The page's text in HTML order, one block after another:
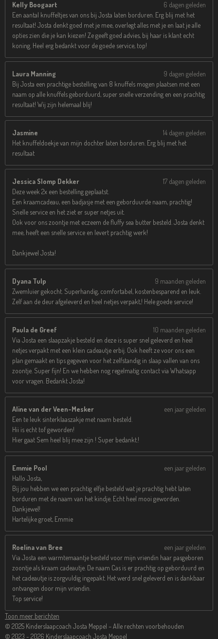
Kelly Boogaart
6 dagen geleden
Een aantal knuffeltjes van ons bij Josta laten borduren. Erg blij met het
resultaat! Josta denkt goed met je mee, overlegt alles met je en laat je alle
opties zien die je kan kiezen! Ze geeft goed advies, bij haar is klant echt
koning. Heel erg bedankt voor de goede service, top!
Laura Manning
9 dagen geleden
Bij Josta een prachtige bestelling van 8 knuffels mogen plaatsen met een
naam op alle knuffels geborduurd, super snelle verzending en een prachtig
resultaat! Wij zijn helemaal blij!
Jasmine
14 dagen geleden
Het knuffeldoekje van mijn dochter laten borduren. Erg blij met het
resultaat
Jessica Slomp Dekker
17 dagen geleden
Deze week 2x een bestelling geplaatst.
Een kraamcadeau, een badjasje met een geborduurde naam, prachtig!
Snelle service en het ziet er super netjes uit.
Ook voor ons zoontje met eczeem de fluffy sea butter besteld. Josta denkt
mee, heeft een snelle service en levert prachtig werk!
Dankjewel Josta!
Dyana Tulp
9 maanden geleden
Zwemluier gekocht. Superhandig, comfortabel, kostenbesparend en leuk.
Zelf aan de deur afgeleverd en heel netjes verpakt,! Hele goede service!
Paula de Greef
10 maanden geleden
Via Josta een slaapzakje besteld en deze is super snel geleverd en heel
netjes verpakt met een klein cadeautje erbij. Ook heeft ze voor ons een
plan gemaakt en tips gegeven voor het zelfstandig in slaap vallen van ons
zoontje. Super fijn! En we hebben nog regelmatig contact via Whatsapp
voor vragen. Bedankt Josta!
Aline van der Veen-Mesker
een jaar geleden
Een te leuk sinterklaaszakje met naam besteld.
Hii is echt tof geworden!
Hier gaat Sem heel blij mee zijn ! Super bedankt.!
Emmie Pool
een jaar geleden
Hallo Josta,
Bij jou hebben we een prachtig elfje besteld wat je prachtig hebt laten
borduren met de naam van het kindje. Echt heel mooi geworden.
Dankjewel!
Hartelijke groet, Emmie
Roelina van Bree
een jaar geleden
Via Josta een warmtemaantje besteld voor mijn vriendin haar pasgeboren
zoontje als kraam cadeautje. De naam Cas is er prachtig op geborduurd en
het cadeautje is zorgvuldig ingepakt. Het werd snel geleverd en is dankbaar
ontvangen door mijn vriendin.
Top service!
Toon meer berichten
© 2025 Kinderslaapcoach Josta Meppel – Alle rechten voorbehouden
© 2023 - 2026 Kinderslaapcoach Josta Meppel